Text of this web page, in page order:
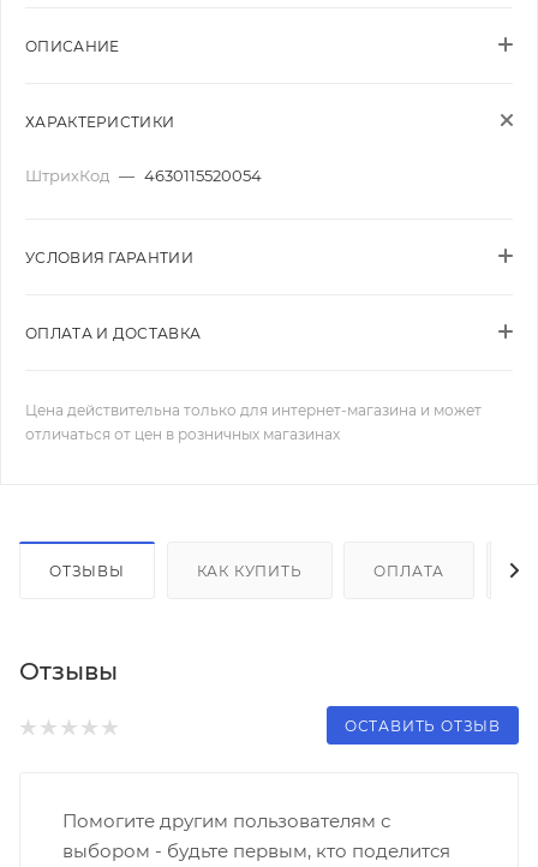
ОПИСАНИЕ
ХАРАКТЕРИСТИКИ
ШтрихКод — 4630115520054
УСЛОВИЯ ГАРАНТИИ
ОПЛАТА И ДОСТАВКА
Цена действительна только для интернет-магазина и может
отличаться от цен в розничных магазинах
ОТЗЫВЫ КАК КУПИТЬ ОПЛАТА
Отзывы
ОСТАВИТЬ ОТЗЫВ
Помогите другим пользователям с
выбором - будьте первым, кто поделится